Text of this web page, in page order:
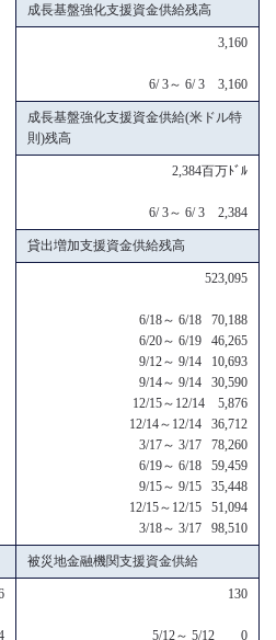
成長基盤強化支援資金供給残高
3,160
6/ 3～ 6/ 3 3,160
成長基盤強化支援資金供給(米ドル特
則)残高
2,384百万ﾄﾞﾙ
6/ 3～ 6/ 3 2,384
貸出増加支援資金供給残高
523,095
6/18～ 6/18 70,188
6/20～ 6/19 46,265
9/12～ 9/14 10,693
9/14～ 9/14 30,590
12/15～12/14 5,876
12/14～12/14 36,712
3/17～ 3/17 78,260
6/19～ 6/18 59,459
9/15～ 9/15 35,448
12/15～12/15 51,094
3/18～ 3/17 98,510
被災地金融機関支援資金供給
130
5/12～ 5/12 0